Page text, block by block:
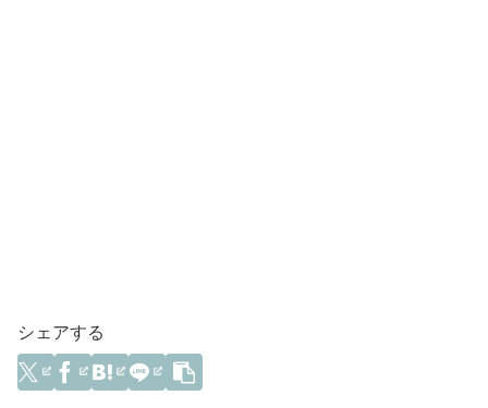
シェアする